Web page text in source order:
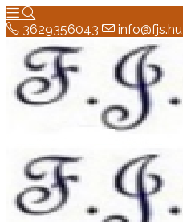
3629356043 info@fjs.hu